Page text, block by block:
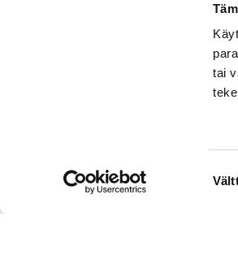
tai
Sytyke
Lisätietoa